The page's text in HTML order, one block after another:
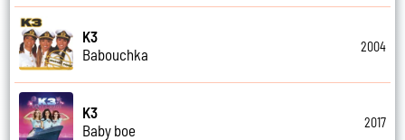
K3
Babouchka
2004
K3
Baby boe
2017